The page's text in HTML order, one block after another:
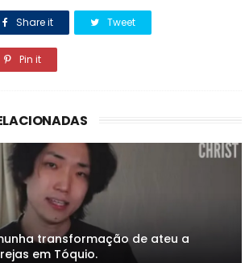
Share it Tweet
Pin it
transformação de ateu a
em Tóquio.